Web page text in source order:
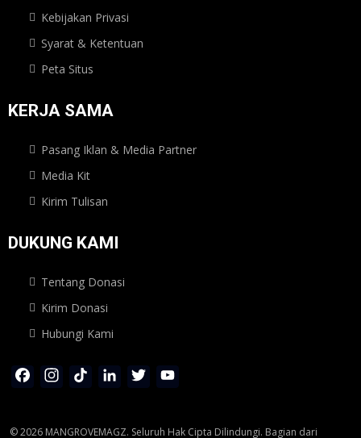
Kebijakan Privasi
Syarat & Ketentuan
Peta Situs
KERJA SAMA
Pasang Iklan & Media Partner
Media Kit
Kirim Tulisan
DUKUNG KAMI
Tentang Donasi
Kirim Donasi
Hubungi Kami
FacebookInstagramTikTokLinkedInTwitter
© 2026 MANGROVEMAGZ. Seluruh Hak Cipta Dilindungi. Bagian dari